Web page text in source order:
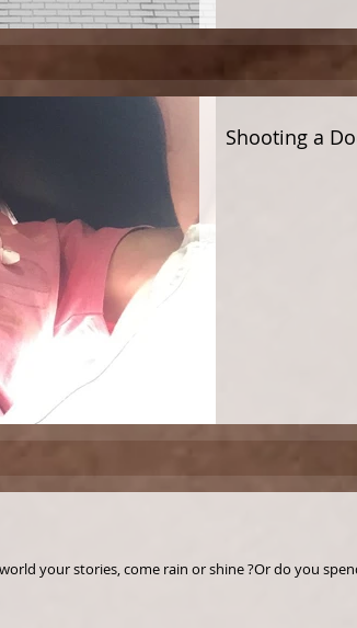
Shooting a
?Are you brave enough to tell the